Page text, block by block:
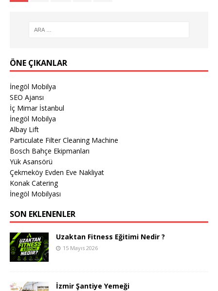
ÖNE ÇIKANLAR
İnegöl Mobilya
SEO Ajansı
İç Mimar İstanbul
İnegöl Mobilya
Albay Lift
Particulate Filter Cleaning Machine
Bosch Bahçe Ekipmanları
Yük Asansörü
Çekmeköy Evden Eve Nakliyat
Konak Catering
İnegöl Mobilyası
SON EKLENENLER
Uzaktan Fitness Eğitimi Nedir ?
15 Mayıs 2026
İzmir Şantiye Yemeği